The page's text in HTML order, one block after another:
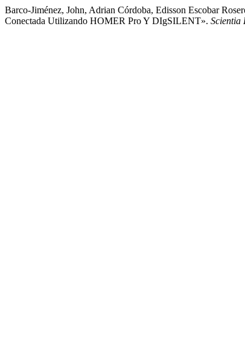
Barco-Jiménez, John, Adrian Córdoba, Edisson Escobar
Conectada Utilizando HOMER Pro Y DIgSILENT». Scientia